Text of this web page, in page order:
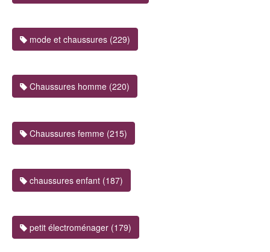
mode et chaussures (229)
Chaussures homme (220)
Chaussures femme (215)
chaussures enfant (187)
petit électroménager (179)